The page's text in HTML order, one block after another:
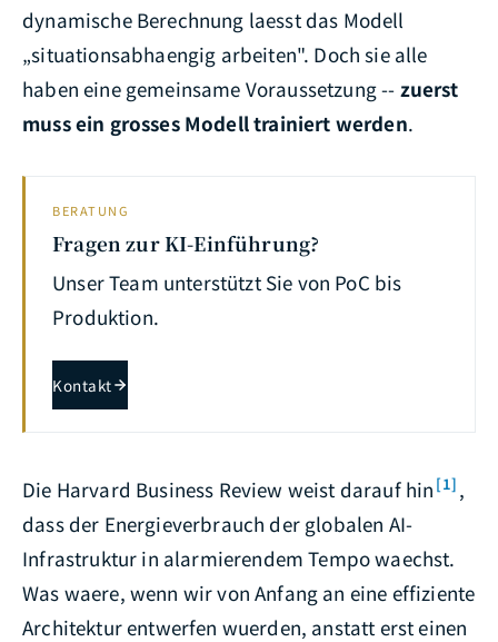
dynamische Berechnung laesst das Modell
„situationsabhaengig arbeiten". Doch sie alle
haben eine gemeinsame Voraussetzung -- zuerst
muss ein grosses Modell trainiert werden.
BERATUNG
Fragen zur KI-Einführung?
Unser Team unterstützt Sie von PoC bis
Produktion.
Kontakt
Die Harvard Business Review weist darauf hin [1] ,
dass der Energieverbrauch der globalen AI-
Infrastruktur in alarmierendem Tempo waechst.
Was waere, wenn wir von Anfang an eine effiziente
Architektur entwerfen wuerden, anstatt erst einen